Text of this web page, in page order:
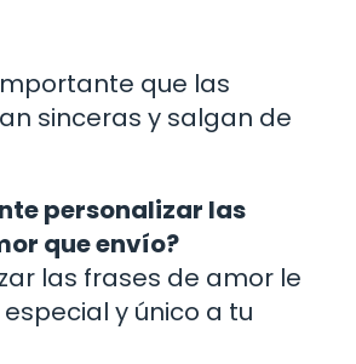
que las
sinceras y salgan de
personalizar las
que envío?
las frases de amor le
y único a tu